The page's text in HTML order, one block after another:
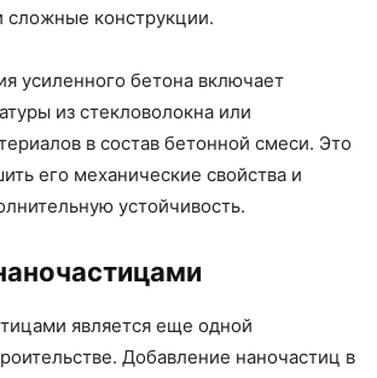
сложные конструкции.
усиленного бетона включает
из стекловолокна или
в состав бетонной смеси. Это
его механические свойства и
устойчивость.
является еще одной
Добавление наночастиц в